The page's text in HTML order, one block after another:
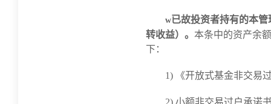
w已故投资者持有的本
转收益）。 本条中的资产余
下：
1) 《开放式基金非交易
2) 小额非交易过户承诺